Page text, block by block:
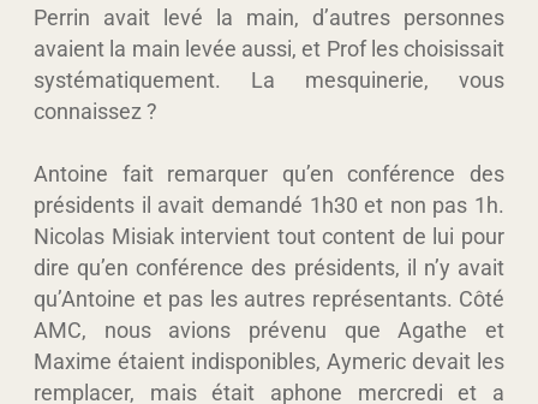
Perrin avait levé la main, d’autres personnes
avaient la main levée aussi, et Prof les choisissait
systématiquement. La mesquinerie, vous
connaissez ?
Antoine fait remarquer qu’en conférence des
présidents il avait demandé 1h30 et non pas 1h.
Nicolas Misiak intervient tout content de lui pour
dire qu’en conférence des présidents, il n’y avait
qu’Antoine et pas les autres représentants. Côté
AMC, nous avions prévenu que Agathe et
Maxime étaient indisponibles, Aymeric devait les
remplacer, mais était aphone mercredi et a